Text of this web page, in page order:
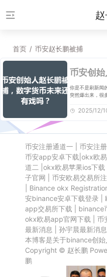
首页 / 币安赵长鹏被捕
你是不是刷新闻
突然爆出来，很
2025/12/
币安注册通道一 币安注
币安app安卓下载 okx欧
道二
okx欧易苹果ios下载
子官网
币安欧易交易所
Binance okx
安binance安卓下载登录|
app交易所下载
binance
okx欧易app官网下载
币
最新消息
孙宇晨最新消息
本博客是关于binance创
Copyright © 赵长鹏
鹏